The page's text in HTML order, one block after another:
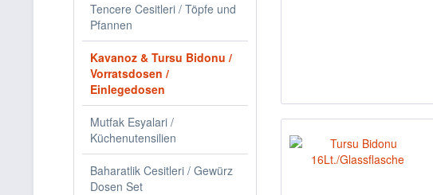
Tencere Cesitleri / Töpfe und
Pfannen
Kavanoz & Tursu Bidonu /
Vorratsdosen /
Einlegedosen
Mutfak Esyalari /
Küchenutensilien
Baharatlik Cesitleri / Gewürz
Dosen Set